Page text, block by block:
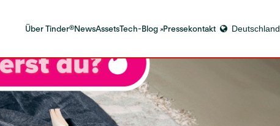
Über Tinder®NewsAssetsTech-Blog Pressekontakt Deutschland